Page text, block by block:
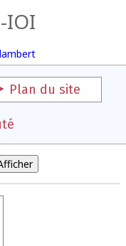
IOI
Plan du site